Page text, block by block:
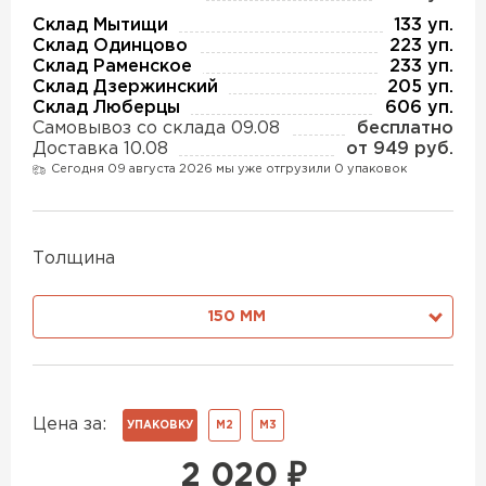
Склад Мытищи
133 уп.
Склад Одинцово
223 уп.
Склад Раменское
233 уп.
Склад Дзержинский
205 уп.
Склад Люберцы
606 уп.
Самовывоз со склада 09.08
бесплатно
Доставка 10.08
от 949 руб.
Сегодня 09 августа 2026 мы уже отгрузили 0 упаковок
Толщина
150 ММ
Цена за: УПАКОВКУ М2 М3
2 020 ₽
Утеплитель Изотек
ПЕРЕЙТИ
Утеплитель Ruspanel
ПЕРЕЙТИ
ПЕРЕЙТИ
ПЕРЕЙТИ
Утеплитель Юматекс
Утеплитель Теплекс
Утеплитель Дирок